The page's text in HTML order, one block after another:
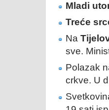
Mladi
Treće
Na
sve.
Polazak
crkve. U